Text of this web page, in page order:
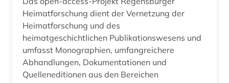
Heimatforschung dient der Vernetzung der
Heimatforschung und des
heimatgeschichtlichen Publikationswesens und
umfasst Monographien, umfangreichere
Abhandlungen, Dokumentationen und
Quelleneditionen aus den Bereichen